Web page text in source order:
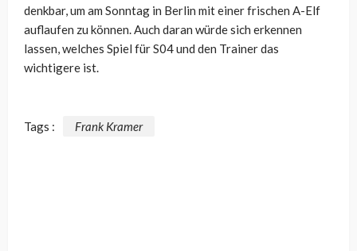
denkbar, um am Sonntag in Berlin mit einer frischen A-Elf
auflaufen zu können. Auch daran würde sich erkennen
lassen, welches Spiel für S04 und den Trainer das
wichtigere ist.
Tags : Frank Kramer